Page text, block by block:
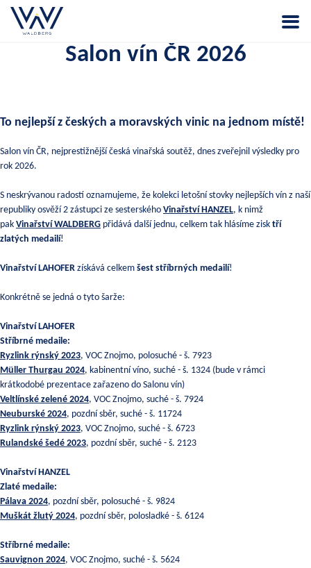
Salon vín ČR 2026
To nejlepší z českých a moravských vinic na jednom místě!
Salon vín ČR, nejprestižnější česká vinařská soutěž, dnes zveřejnil výsledky pro
rok 2026.
S neskrývanou radostí oznamujeme, že kolekci letošní stovky nejlepších vín z naší
republiky osvěží 2 zástupci ze sesterského Vinařství HANZEL, k nimž
pak Vinařství WALDBERG přidává další jednu, celkem tak hlásíme zisk tří
zlatých medailí!
Vinařství LAHOFER získává celkem šest stříbrných medailí!
Konkrétně se jedná o tyto šarže:
Vinařství LAHOFER
Stříbrné medaile:
Ryzlink rýnský 2023, VOC Znojmo, polosuché - š. 7923
Müller Thurgau 2024, kabinentní víno, suché - š. 1324 (bude v rámci
krátkodobé prezentace zařazeno do Salonu vín)
Veltlínské zelené 2024, VOC Znojmo, suché - š. 7924
Neuburské 2024, pozdní sběr, suché - š. 11724
Ryzlink rýnský 2023, VOC Znojmo, suché - š. 6723
Rulandské šedé 2023, pozdní sběr, suché - š. 2123
Vinařství HANZEL
Zlaté medaile:
Pálava 2024, pozdní sběr, polosuché - š. 9824
Muškát žlutý 2024, pozdní sběr, polosladké - š. 6124
Stříbrné medaile:
Sauvignon 2024, VOC Znojmo, suché - š. 5624